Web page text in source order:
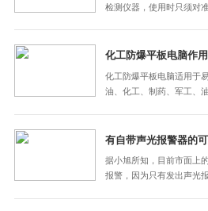
检测仪器，使用时只须对
化工防爆平板电脑作用
化工防爆平板电脑适用于
油、化工、制药、军工、
气体的危险场所，方便员
有自带声光报警器的
据小旭所知，目前市面上
报警，因为只有发出声光